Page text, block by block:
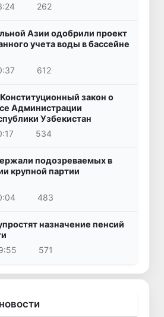
262
Азии одобрили проект
учета воды в бассейне
612
закон о
Администрации
Узбекистан
534
подозреваемых в
крупной партии
483
назначение пенсий
571